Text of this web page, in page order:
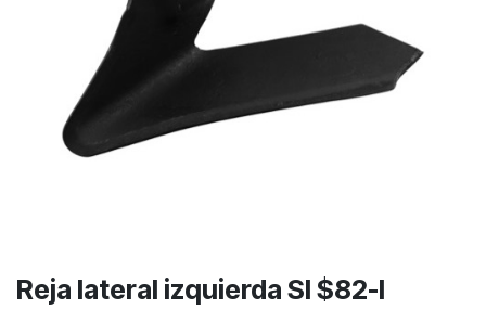
Reja lateral izquierda SI $82-I